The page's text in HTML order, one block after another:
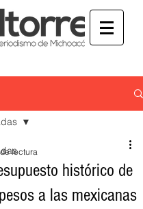
histórico de
a las mexicanas
lectura